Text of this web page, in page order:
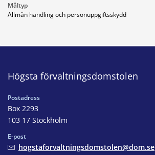
Måltyp
Allmän handling och personuppgiftsskydd
Högsta förvaltningsdomstolen
Postadress
Box 2293
103 17 Stockholm
E-post
hogstaforvaltningsdomstolen@dom.se